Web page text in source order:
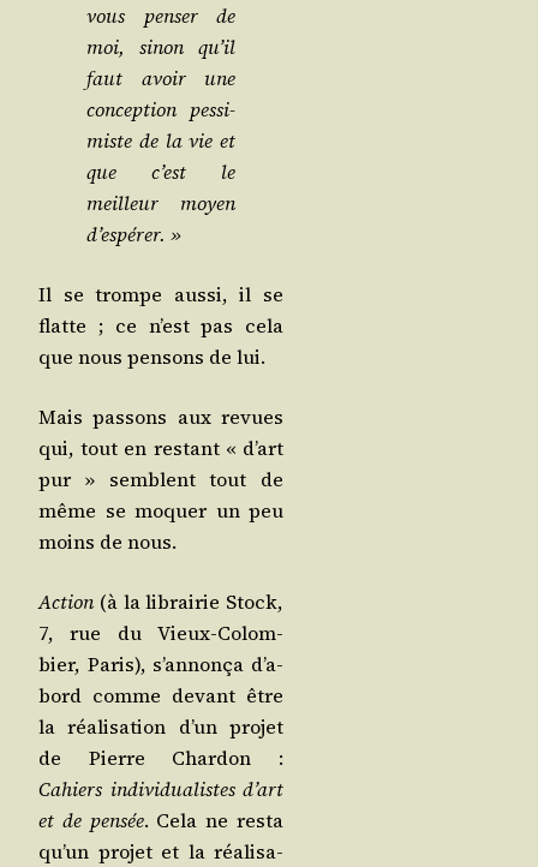
vous pen­ser de
moi, sinon qu’il
faut avoir une
concep­tion pes­si­
miste de la vie et
que c’est le
meilleur moyen
d’espérer. »
Il se trompe aus­si, il se
flatte ; ce n’est pas cela
que nous pen­sons de lui.
Mais pas­sons aux revues
qui, tout en res­tant « d’art
pur » semblent tout de
même se moquer un peu
moins de nous.
Action (à la librai­rie Stock,
7, rue du Vieux-Colom­
bier, Paris), s’an­non­ça d’a­
bord comme devant être
la réa­li­sa­tion d’un pro­jet
de Pierre Char­don :
Cahiers indi­vi­dua­listes d’art
et de pen­sée. Cela ne res­ta
qu’un pro­jet et la réa­li­sa­